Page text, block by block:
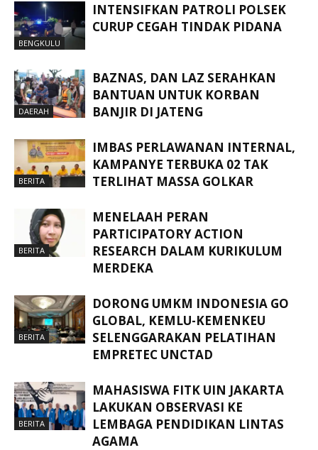
BENGKULU
INTENSIFKAN PATROLI POLSEK
CURUP CEGAH TINDAK PIDANA
DAERAH
BAZNAS, DAN LAZ SERAHKAN
BANTUAN UNTUK KORBAN
BANJIR DI JATENG
BERITA
IMBAS PERLAWANAN INTERNAL,
KAMPANYE TERBUKA 02 TAK
TERLIHAT MASSA GOLKAR
BERITA
MENELAAH PERAN
PARTICIPATORY ACTION
RESEARCH DALAM KURIKULUM
MERDEKA
BERITA
DORONG UMKM INDONESIA GO
GLOBAL, KEMLU-KEMENKEU
SELENGGARAKAN PELATIHAN
EMPRETEC UNCTAD
BERITA
MAHASISWA FITK UIN JAKARTA
LAKUKAN OBSERVASI KE
LEMBAGA PENDIDIKAN LINTAS
AGAMA